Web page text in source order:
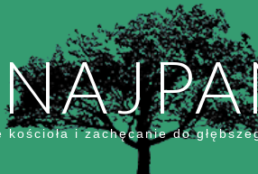
kościoła i zachęcanie do